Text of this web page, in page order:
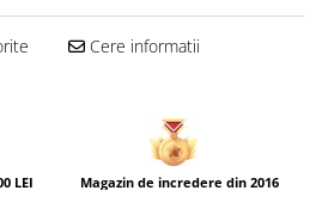
Cere informatii
LEI Magazin de incredere din 2016